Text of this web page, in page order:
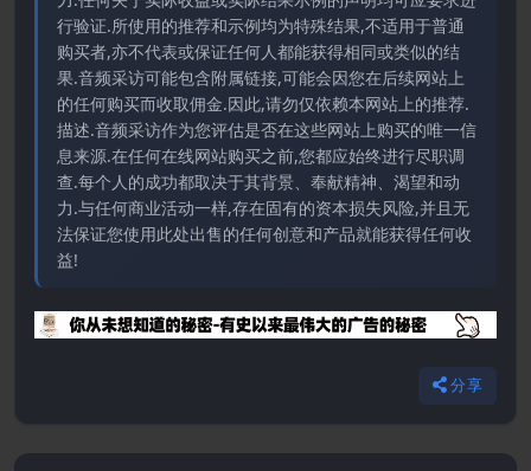
行验证.所使用的推荐和示例均为特殊结果,不适用于普通
购买者,亦不代表或保证任何人都能获得相同或类似的结
果.音频采访可能包含附属链接,可能会因您在后续网站上
的任何购买而收取佣金.因此,请勿仅依赖本网站上的推荐.
描述.音频采访作为您评估是否在这些网站上购买的唯一信
息来源.在任何在线网站购买之前,您都应始终进行尽职调
查.每个人的成功都取决于其背景、奉献精神、渴望和动
力.与任何商业活动一样,存在固有的资本损失风险,并且无
法保证您使用此处出售的任何创意和产品就能获得任何收
益!
分享